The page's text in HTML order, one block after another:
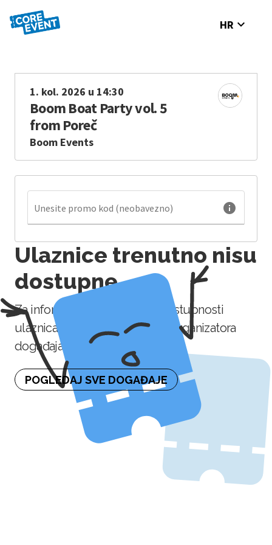
HR expand_more
1. kol. 2026 u 14:30
Boom Boat Party vol. 5
from Poreč
Boom Events
Unesite promo kod (neobavezno) info
Ulaznice trenutno nisu
dostupne
Za informaciju o naknadnoj dostupnosti
ulaznica molimo kontaktirajte organizatora
događaja.
POGLEDAJ SVE DOGAĐAJE